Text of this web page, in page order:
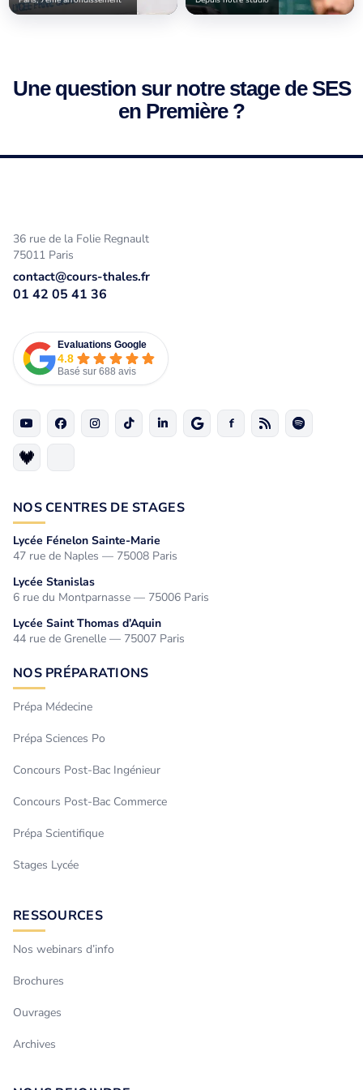
Une question sur notre stage de SES
en Première ?
36 rue de la Folie Regnault
75011 Paris
contact@cours-thales.fr
01 42 05 41 36
Evaluations Google
4.8
Basé sur 688 avis
NOS CENTRES DE STAGES
Lycée Fénelon Sainte-Marie
47 rue de Naples — 75008 Paris
Lycée Stanislas
6 rue du Montparnasse — 75006 Paris
Lycée Saint Thomas d’Aquin
44 rue de Grenelle — 75007 Paris
NOS PRÉPARATIONS
Prépa Médecine
Prépa Sciences Po
Concours Post-Bac Ingénieur
Concours Post-Bac Commerce
Prépa Scientifique
Stages Lycée
RESSOURCES
Nos webinars d’info
Brochures
Ouvrages
Archives